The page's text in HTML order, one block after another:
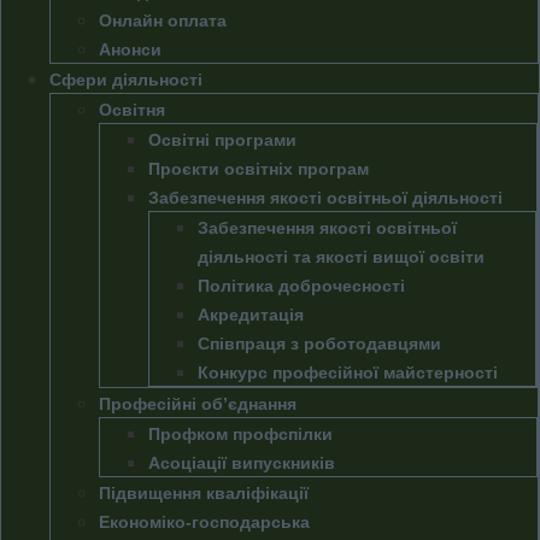
Онлайн оплата
Анонси
Сфери діяльності
Освітня
Освітні програми
Проєкти освітніх програм
Забезпечення якості освітньої діяльності
Забезпечення якості освітньої
діяльності та якості вищої освіти
Політика доброчесності
Акредитація
Співпраця з роботодавцями
Конкурс професійної майстерності
Професійні об’єднання
Профком профспілки
Асоціації випускників
Підвищення кваліфікації
Економіко-господарська